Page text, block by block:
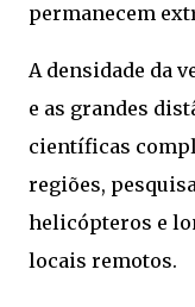
permanecem
A densidade da
e as grandes
científicas
regiões,
helicópteros e
locais remotos.